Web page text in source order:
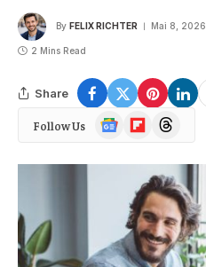
By FELIX RICHTER Mai 8, 2026
2 Mins Read
Share
Follow Us
Google
News
FlipboardThreads